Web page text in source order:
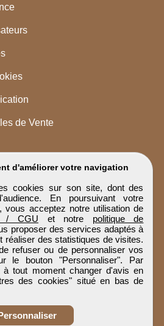
d'améliorer votre navigation
cookies sur son site, dont des
En poursuivant votre
vous acceptez notre utilisation de
/ CGU et notre politique de
proposer des services adaptés à
réaliser des statistiques de visites.
refuser ou de personnaliser vos
le bouton "Personnaliser". Par
à tout moment changer d'avis en
des cookies" situé en bas de
de Vente